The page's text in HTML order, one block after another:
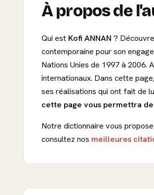
À propos de
Qui est Kofi ANNAN ?
contemporaine pour son
Nations Unies de 1997 à
internationaux. Dans cette
ses réalisations qui ont fait de
cette page vous permettra
Notre dictionnaire vous
consultez nos meilleures